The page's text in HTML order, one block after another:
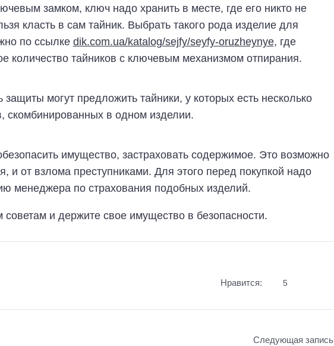
замком, ключ надо хранить в месте, где его никто не
класть в сам тайник. Выбрать такого рода изделие для
по ссылке dik.com.ua/katalog/sejfy/seyfy-oruzheynye, где
количество тайников с ключевым механизмом отпирания.
могут предложить тайники, у которых есть несколько
скомбинированных в одном изделии.
имущество, застраховать содержимое. Это возможно
и от взлома преступниками. Для этого перед покупкой надо
менеджера по страхования подобных изделий.
и держите свое имущество в безопасности.
Нравится: 5
Следующая запись